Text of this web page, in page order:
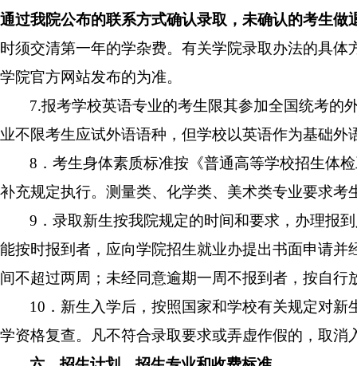
通过我院公布的联系方式确认录取，未确认的考生做
时须交清第一年的学杂费。有关学院录取办法的具体
学院官方网站发布的为准。
7.报考学校英语专业的考生限其参加全国统考的
业不限考生应试外语语种，但学校以英语作为基础外
8．考生身体素质标准按《普通高等学校招生体
补充规定执行。测量类、化学类、美术类专业要求考
9．录取新生按我院规定的时间和要求，办理报
能按时报到者，应向学院招生就业办提出书面申请并
间不超过两周；未经同意逾期一周不报到者，按自行
10．新生入学后，按照国家和学校有关规定对新
学资格复查。凡不符合录取要求或弄虚作假的，取消